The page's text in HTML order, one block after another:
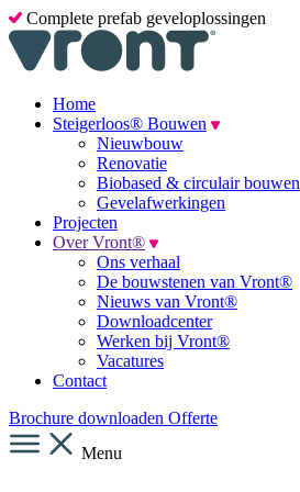
Complete prefab geveloplossingen
Home
Steigerloos® Bouwen
Nieuwbouw
Renovatie
Biobased & circulair bouwen
Gevelafwerkingen
Projecten
Over Vront®
Ons verhaal
De bouwstenen van Vront®
Nieuws van Vront®
Downloadcenter
Werken bij Vront®
Vacatures
Contact
Brochure downloaden Offerte
Menu